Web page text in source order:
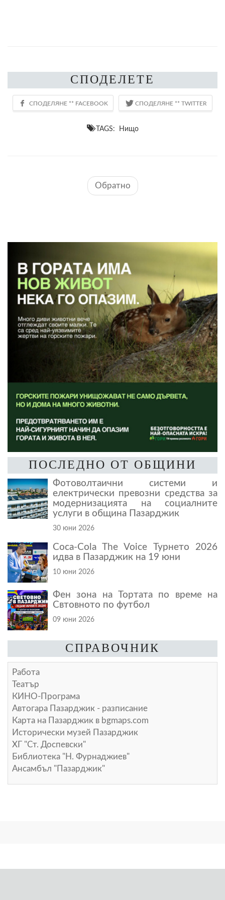
СПОДЕЛЕТЕ
TAGS: Нищо
Обратно
ПОСЛЕДНО ОТ ОБЩИНИ
Фотоволтаични системи и
електрически превозни средства за
модернизацията на социалните
услуги в община Пазарджик
30 юни 2026
Coca-Cola The Voice Турнето 2026
идва в Пазарджик на 19 юни
10 юни 2026
Фен зона на Тортата по време на
Свтовното по футбол
09 юни 2026
СПРАВОЧНИК
Работа
Театър
КИНО-Програма
Автогара Пазарджик - разписание
Карта на Пазарджик в bgmaps.com
Исторически музей Пазарджик
ХГ "Ст. Доспевски"
Библиотека "Н. Фурнаджиев"
Ансамбъл "Пазарджик"